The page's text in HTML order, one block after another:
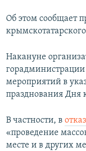
Об этом сообщает
Накануне
мероприятий в
празднования Дня
В частности, в
«проведение
месте и в других